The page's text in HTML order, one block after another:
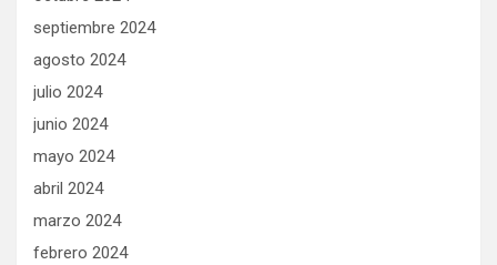
septiembre 2024
agosto 2024
julio 2024
junio 2024
mayo 2024
abril 2024
marzo 2024
febrero 2024